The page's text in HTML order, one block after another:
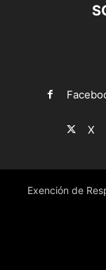
X
Exención de